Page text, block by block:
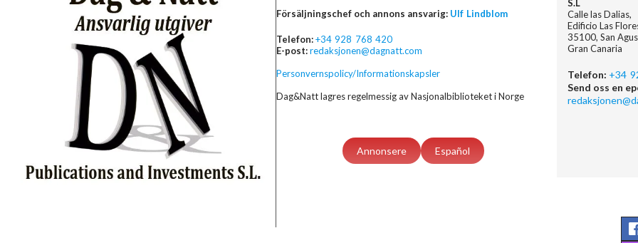
Försäljningschef och annons ansvarig: Ulf Lindblom
Telefon:+34 928 768 420
E-post:redaksjonen@dagnatt.com
Personvernspolicy/Informationskapsler
Dag&Natt lagres regelmessig av Nasjonalbiblioteket i Norge
Annonsere Español
S.L
Calle las Dalias,
Edificio Las
35100, San
Gran Canaria
Telefon: +34
Send oss en